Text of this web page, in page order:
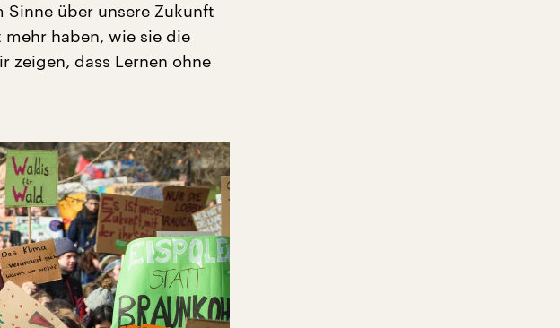
über unsere Zukunft
haben, wie sie die
zeigen, dass Lernen ohne